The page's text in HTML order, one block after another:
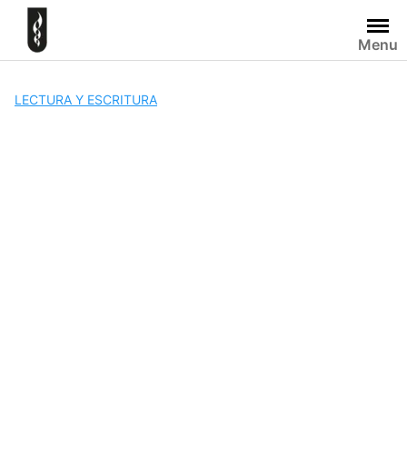
Skip
content
Menu
LECTURA Y ESCRITURA